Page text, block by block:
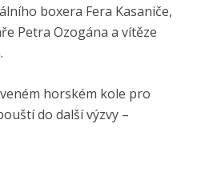
boxera Fera Kasaniče,
Petra Ozogána a vítěze
horském kole pro
do další výzvy –